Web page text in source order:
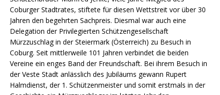
Coburger Stadtrates, stiftete für diesen Wettstreit vor über 30
Jahren den begehrten Sachpreis. Diesmal war auch eine
Delegation der Privilegierten Schützengesellschaft
Mürzzuschlag in der Steiermark (Österreich) zu Besuch in
Coburg. Seit mittlerweile 101 Jahren verbindet die beiden
Vereine ein enges Band der Freundschaft. Bei ihrem Besuch in
der Veste Stadt anlässlich des Jubiläums gewann Rupert
Halmdienst, der 1. Schützenmeister und somit erstmals in der